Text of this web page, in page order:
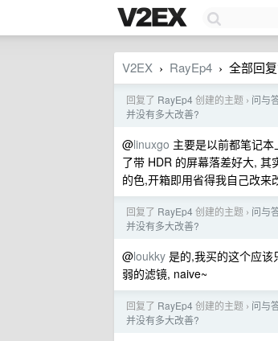
V2EX › RayEp4 › 全部回
回复了 RayEp4创建的主题 › 问与
并没有多大改善?
@linuxgo 主要是以前都笔记
了带 HDR 的屏幕落差好大,
的色,开箱即用省得我自己改来
回复了 RayEp4创建的主题 › 问与
并没有多大改善?
@loukky 是的,我买的这个应该
弱的滤镜, naive~
回复了 RayEp4创建的主题 › 问与
并没有多大改善?